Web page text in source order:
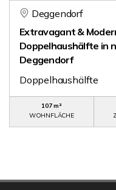
Deggendorf
Extravagant &
Doppelhaushälfte in
Deggendorf
Doppelhaushälfte
107 m²
WOHNFLÄCHE